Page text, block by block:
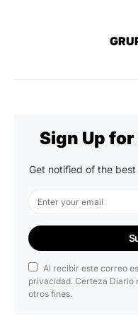
Sign Up
Get notified of the best
Al recibir este correo
privacidad. Certeza Diario
otros fines.